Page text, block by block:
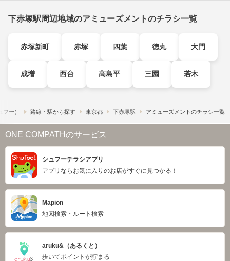
下赤塚駅周辺地域のアミューズメントのチラシ一覧
赤塚新町 赤塚 四葉 徳丸 大門
成増 西台 高島平 三園 若木
ー） 路線・駅から探す 東京都 下赤塚駅 アミューズメントのチラシ一覧
ONE COMPATHのサービス
シュフーチラシアプリ
アプリならお気に入りのお店がすぐに見つかる！
Mapion
地図検索・ルート検索
aruku&（あるくと）
歩いてポイントが貯まる